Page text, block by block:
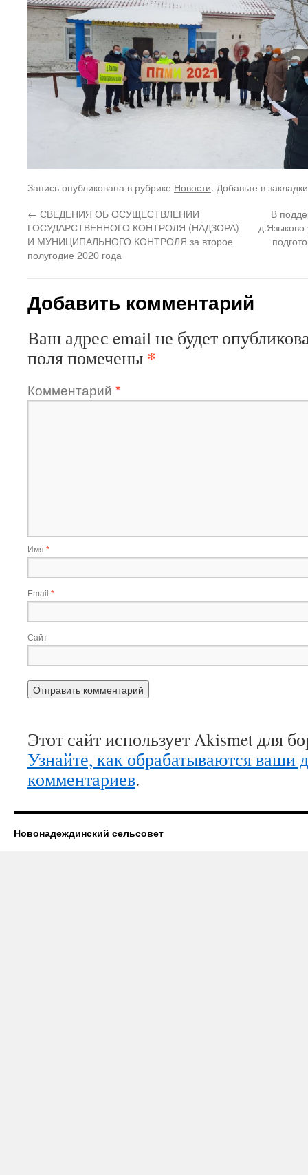
Запись опубликована в рубрике Новости. Добавьте в
← СВЕДЕНИЯ ОБ ОСУЩЕСТВЛЕНИИ
ГОСУДАРСТВЕННОГО КОНТРОЛЯ (НАДЗОРА)
И МУНИЦИПАЛЬНОГО КОНТРОЛЯ за второе
полугодие 2020 года
В
д.Языково
Добавить комментарий
Ваш адрес email не будет
поля помечены *
Комментарий *
Имя *
Email *
Сайт
Этот сайт использует Akismet для
Узнайте, как обрабатываются ваши
комментариев.
Новонадеждинский сельсовет